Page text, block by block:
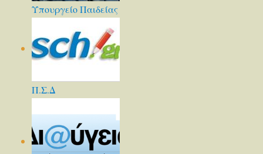
Υπουργείο Παιδείας
Π.Σ.Δ